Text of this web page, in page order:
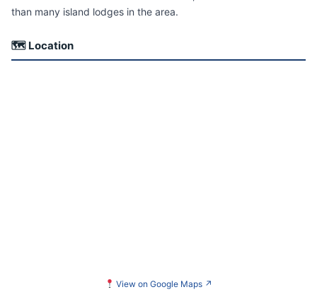
than many island lodges in the area.
🗺 Location
View on Google Maps ↗